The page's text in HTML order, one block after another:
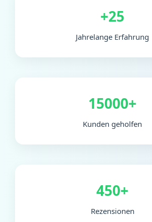
+25
Jahrelange Erfahrung
15000+
Kunden geholfen
450+
Rezensionen